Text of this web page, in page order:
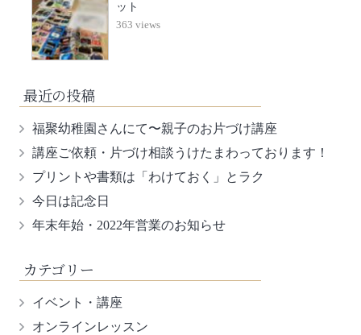
ット
363 views
最近の投稿
福聚幼稚園さんにて〜親子のお片づけ講座
講座ご依頼・片づけ相談うけたまわっております！
プリントや書類は「わけておく」とラク
今日は記念日
年末年始・2022年営業のお知らせ
カテゴリー
イベント・講座
オンラインレッスン